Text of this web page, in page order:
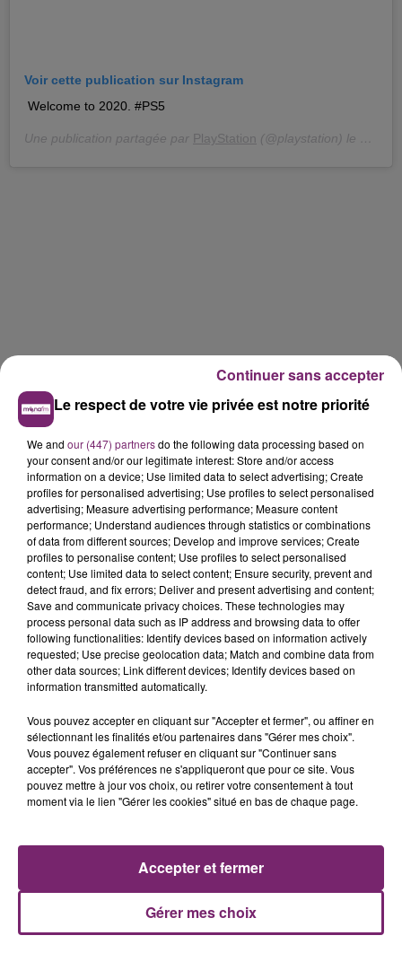
Voir cette publication sur Instagram
Welcome to 2020. #PS5
Une publication partagée par PlayStation (@playstation) le 6
de Frelinghien !
158 pompiers de la région sont
Le respect de votre vie privée est notre priorité
We and our (447) partnersdo the following data processing based on
your consent and/or our legitimate interest: Store and/or access
information on a device; Use limited data to select advertising; Create
profiles for personalised advertising; Use profiles to select personalised
advertising; Measure advertising performance; Measure content
performance; Understand audiences through statistics or combinations
of data from different sources; Develop and improve services; Create
profiles to personalise content; Use profiles to select personalised
content; Use limited data to select content; Ensure security, prevent and
detect fraud, and fix errors; Deliver and present advertising and content;
Save and communicate privacy choices. These technologies may
process personal data such as IP address and browsing data to offer
following functionalities: Identify devices based on information actively
requested; Use precise geolocation data; Match and combine data from
other data sources; Link different devices; Identify devices based on
information transmitted automatically.
Vous pouvez accepter en cliquant sur "Accepter et fermer", ou affiner en
sélectionnant les finalités et/ou partenaires dans "Gérer mes choix".
Vous pouvez également refuser en cliquant sur "Continuer sans
accepter". Vos préférences ne s'appliqueront que pour ce site. Vous
pouvez mettre à jour vos choix, ou retirer votre consentement à tout
moment via le lien "Gérer les cookies" situé en bas de chaque page.
Gérer mes choix
Accepter et fermer
Continuer sans accepter